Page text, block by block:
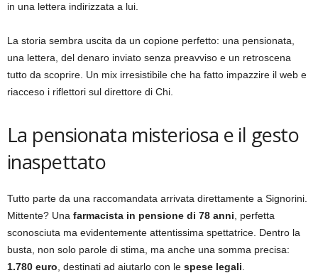
in una lettera indirizzata a lui.
La storia sembra uscita da un copione perfetto: una pensionata,
una lettera, del denaro inviato senza preavviso e un retroscena
tutto da scoprire. Un mix irresistibile che ha fatto impazzire il web e
riacceso i riflettori sul direttore di Chi.
La pensionata misteriosa e il gesto
inaspettato
Tutto parte da una raccomandata arrivata direttamente a Signorini.
Mittente? Una farmacista in pensione di 78 anni , perfetta
sconosciuta ma evidentemente attentissima spettatrice. Dentro la
busta, non solo parole di stima, ma anche una somma precisa:
1.780 euro , destinati ad aiutarlo con le spese legali